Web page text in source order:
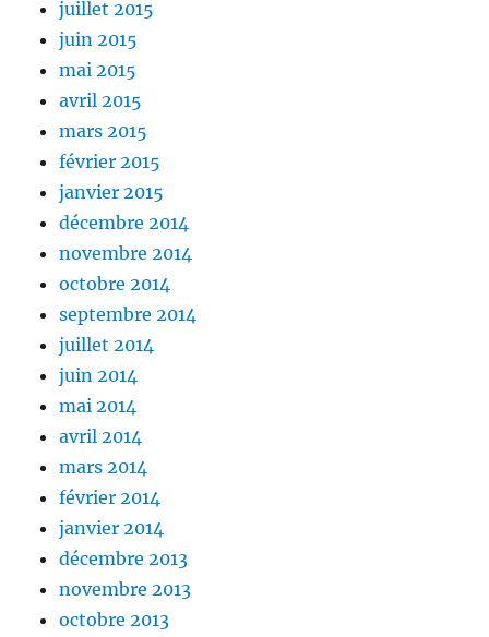
juillet 2015
juin 2015
mai 2015
avril 2015
mars 2015
février 2015
janvier 2015
décembre 2014
novembre 2014
octobre 2014
septembre 2014
juillet 2014
juin 2014
mai 2014
avril 2014
mars 2014
février 2014
janvier 2014
décembre 2013
novembre 2013
octobre 2013